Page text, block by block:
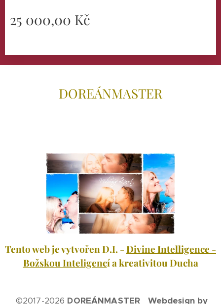
25 000,00 Kč
DOREÁNMASTER
Tento web je vytvořen D.I. -Divine Intelligence -
Božskou Inteligencí a kreativitou Ducha
©2017-2026 DOREÁNMASTER Webdesign by